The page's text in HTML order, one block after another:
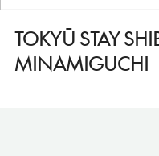
TOKYŪ STAY
MINAMIGUCHI